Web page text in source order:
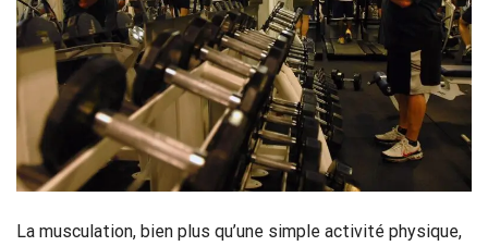
La musculation, bien plus qu’une simple activité physique,